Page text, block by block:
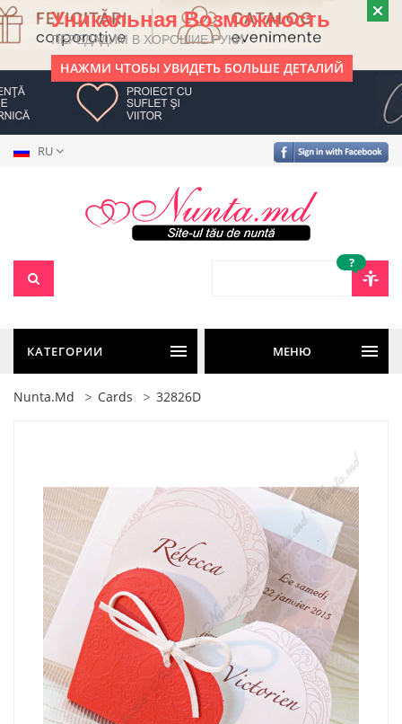
Уникальная Возможность
ПЕРЕДАДИМ В ХОРОШИЕ РУКИ
НАЖМИ ЧТОБЫ УВИДЕТЬ БОЛЬШЕ ДЕТАЛИЙ
RU
?
КАТЕГОРИИ МЕНЮ
Nunta.md Cards 32826D